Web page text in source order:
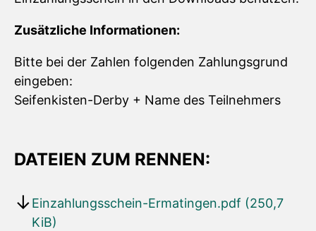
Zusätzliche Informationen:
Bitte bei der Zahlen folgenden Zahlungsgrund
eingeben:
Seifenkisten-Derby + Name des Teilnehmers
DATEIEN ZUM RENNEN:
Einzahlungsschein-Ermatingen.pdf (250,7
KiB)